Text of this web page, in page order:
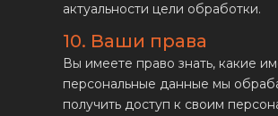
актуальности цели обработки.
10. Ваши права
Вы имеете право знать, какие
персональные данные мы
получить доступ к своим